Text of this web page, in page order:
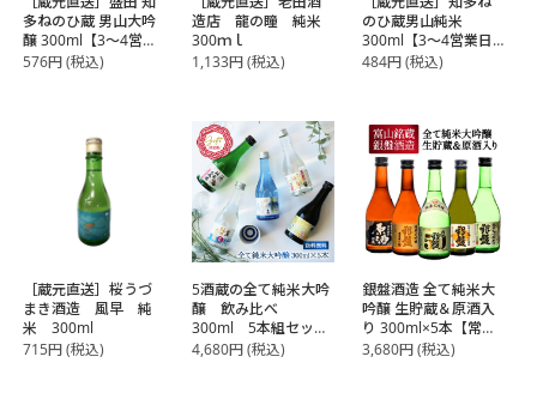
多ねのひ蔵 男山大吟
醸 300ml【3～4営業
日以内に出荷】
576円(税込)
造店 龍の瞳 純米
300ｍｌ
1,133円(税込)
のひ蔵男山純米
300ml【3～4営業日
以内に出荷】
484円(税込)
［蔵元直送］桜うづ
まき酒造 風早 純
米 300ml
715円(税込)
5酒蔵の全て純米大吟
醸 飲み比べ
300ml 5本組セット
【常温】【3～4営業
4,680円(税込)
銀盤酒造 全て純米大
吟醸 生貯蔵＆原酒入
り 300ml×5本【常
温】【3～4営業日以
3,680円(税込)